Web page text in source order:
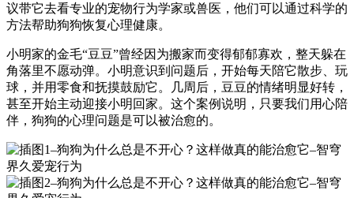
议带它去看专业的宠物行为学家或兽医，他们可以通过科学的
方法帮助狗狗恢复心理健康。
小明家的金毛“豆豆”曾经因为搬家而变得郁郁寡欢，整天躲在
角落里不愿动弹。小明意识到问题后，开始每天陪它散步、玩
球，并用零食和抚摸鼓励它。几周后，豆豆的情绪明显好转，
甚至开始主动迎接小明回家。这个案例说明，只要我们用心陪
伴，狗狗的心理问题是可以被治愈的。